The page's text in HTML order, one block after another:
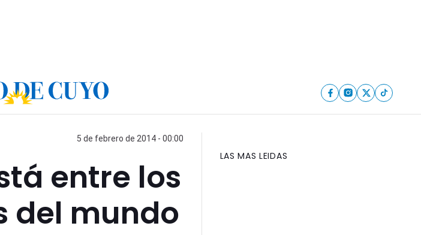
5 de febrero de 2014 - 00:00
entre los
del mundo
LAS MAS LEIDAS